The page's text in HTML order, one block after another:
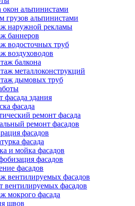
альпинистами
грузов альпинистами
наружной рекламы
баннеров
водосточных труб
воздуховодов
балкона
металлоконструкций
дымовых труб
фасада здания
фасада
ремонт фасада
ремонт фасадов
фасадов
фасада
и мойка фасадов
фасадов
фасадов
вентилируемых фасадов
вентилируемых фасадов
мокрого фасада
швов